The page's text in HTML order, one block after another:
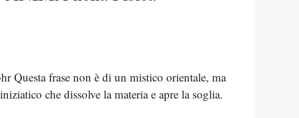
Questa frase non è di un mistico orientale, ma
che dissolve la materia e apre la soglia.